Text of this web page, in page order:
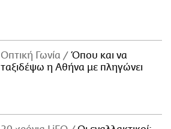
Οπτική Γωνία
Όπου και να
ταξιδέψω η Αθήνα με πληγώνει